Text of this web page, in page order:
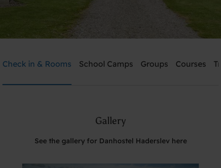
Need help? Ring:+45 7452 1347
Check in & Rooms School Camps Groups Courses
Gallery
See the gallery for Danhostel Haderslev here